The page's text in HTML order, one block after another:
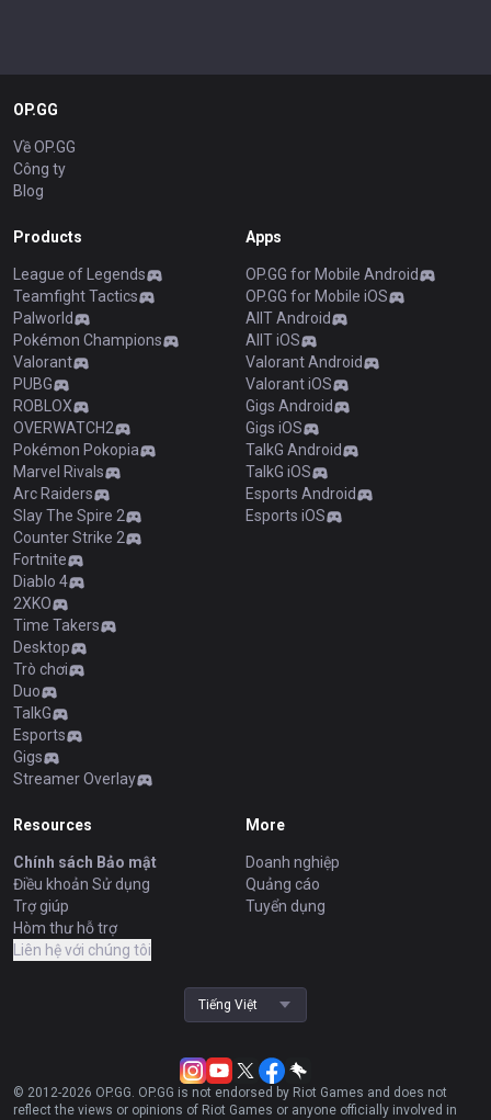
OP.GG
Về OP.GG
Công ty
Blog
Products
League of Legends
Teamfight Tactics
Palworld
Pokémon Champions
Valorant
PUBG
ROBLOX
OVERWATCH2
Pokémon Pokopia
Marvel Rivals
Arc Raiders
Slay The Spire 2
Counter Strike 2
Fortnite
Diablo 4
2XKO
Time Takers
Desktop
Trò chơi
Duo
TalkG
Esports
Gigs
Streamer Overlay
Apps
OP.GG for Mobile Android
OP.GG for Mobile iOS
AllT Android
AllT iOS
Valorant Android
Valorant iOS
Gigs Android
Gigs iOS
TalkG Android
TalkG iOS
Esports Android
Esports iOS
Resources
Chính sách Bảo mật
Điều khoản Sử dụng
Trợ giúp
Hòm thư hỗ trợ
Liên hệ với chúng tôi
More
Doanh nghiệp
Quảng cáo
Tuyển dụng
Tiếng Việt
© 2012-2026 OP.GG. OP.GG is not endorsed by Riot Games and does not
reflect the views or opinions of Riot Games or anyone officially involved in